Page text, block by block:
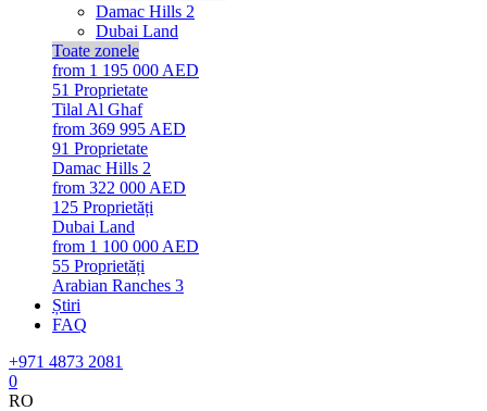
Damac Hills 2
Dubai Land
Toate zonele
from 1 195 000 AED
51 Proprietate
Tilal Al Ghaf
from 369 995 AED
91 Proprietate
Damac Hills 2
from 322 000 AED
125 Proprietăți
Dubai Land
from 1 100 000 AED
55 Proprietăți
Arabian Ranches 3
Știri
FAQ
+971 4873 2081
0
RO